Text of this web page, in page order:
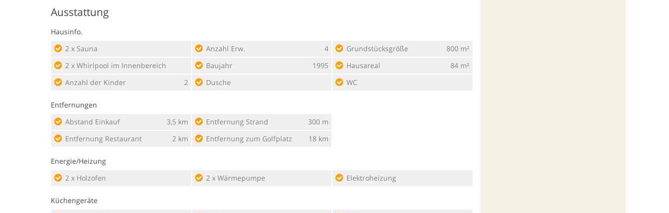
Ausstattung
Hausinfo.
2 x Sauna
2 x Whirlpool im Innenbereich
Anzahl der Kinder
2
Anzahl Erw.
4
Baujahr
1995
Dusche
Grundstücksgröße
800 m²
Hausareal
84 m²
WC
Entfernungen
Abstand Einkauf
3,5 km
Entfernung Restaurant
2 km
Entfernung Strand
300 m
Entfernung zum Golfplatz
18 km
Energie/Heizung
2 x Holzofen
2 x Wärmepumpe Elektroheizung
Küchengeräte